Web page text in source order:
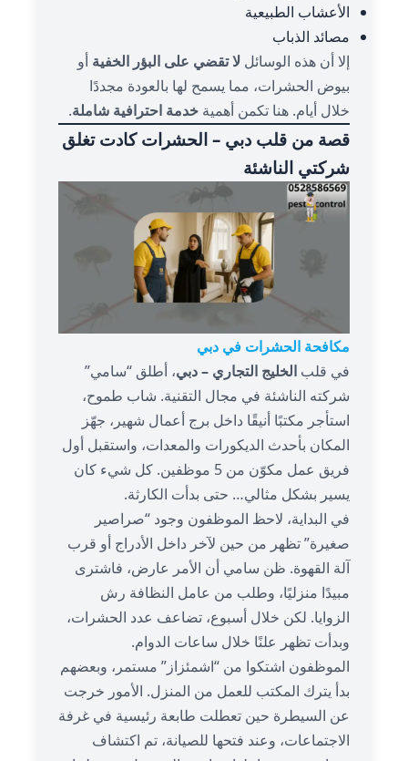
الأعشاب الطبيعية
مصائد الذباب
إلا أن هذه الوسائل لا تقضي على البؤر الخفية أو
بيوض الحشرات، مما يسمح لها بالعودة مجددًا
خلال أيام. هنا تكمن أهمية خدمة احترافية شاملة.
قصة من قلب دبي – الحشرات كادت تغلق
شركتي الناشئة
مكافحة الحشرات في دبي
في قلب الخليج التجاري – دبي، أطلق “سامي”
شركته الناشئة في مجال التقنية. شاب طموح،
استأجر مكتبًا أنيقًا داخل برج أعمال شهير، جهّز
المكان بأحدث الديكورات والمعدات، واستقبل أول
فريق عمل مكوّن من 5 موظفين. كل شيء كان
يسير بشكل مثالي… حتى بدأت الكارثة.
في البداية، لاحظ الموظفون وجود “صراصير
صغيرة” تظهر من حين لآخر داخل الأدراج أو قرب
آلة القهوة. ظن سامي أن الأمر عارض، فاشترى
مبيدًا منزليًا، وطلب من عامل النظافة رش
الزوايا. لكن خلال أسبوع، تضاعف عدد الحشرات،
وبدأت تظهر علنًا خلال ساعات الدوام.
الموظفون اشتكوا من “اشمئزاز” مستمر، وبعضهم
بدأ يترك المكتب للعمل من المنزل. الأمور خرجت
عن السيطرة حين تعطلت طابعة رئيسية في غرفة
الاجتماعات، وعند فتحها للصيانة، تم اكتشاف